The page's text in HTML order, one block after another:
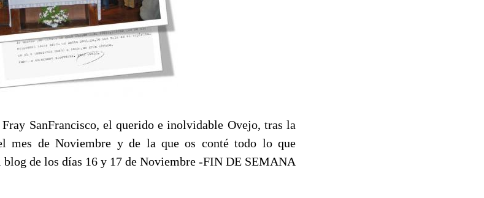
SanFrancisco, el querido e inolvidable Ovejo, tras la
mes de Noviembre y de la que os conté todo lo que
blog de los días 16 y 17 de Noviembre -FIN DE SEMANA